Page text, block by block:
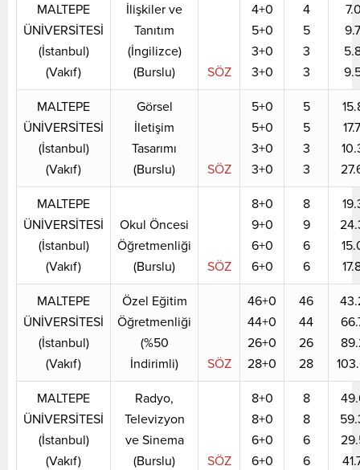
MALTEPE
ÜNİVERSİTESİ
(İstanbul)
(Vakıf)
İlişkiler ve
Tanıtım
(İngilizce)
(Burslu)
SÖZ
4+0
5+0
3+0
3+0
4
5
3
3
MALTEPE
ÜNİVERSİTESİ
(İstanbul)
(Vakıf)
Görsel
İletişim
Tasarımı
(Burslu)
SÖZ
5+0
5+0
3+0
3+0
5
5
3
3
MALTEPE
ÜNİVERSİTESİ
(İstanbul)
(Vakıf)
Okul Öncesi
Öğretmenliği
(Burslu)
SÖZ
8+0
9+0
6+0
6+0
8
9
6
6
MALTEPE
ÜNİVERSİTESİ
(İstanbul)
(Vakıf)
Özel Eğitim
Öğretmenliği
(%50
İndirimli)
SÖZ
46+0
44+0
26+0
28+0
46
44
26
28
MALTEPE
ÜNİVERSİTESİ
(İstanbul)
(Vakıf)
Radyo,
Televizyon
ve Sinema
(Burslu)
SÖZ
8+0
8+0
6+0
6+0
8
8
6
6